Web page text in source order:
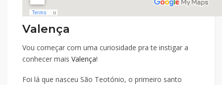
Valença
Vou começar com uma curiosidade pra te instigar a
conhecer mais Valença!
Foi lá que nasceu São Teotónio, o primeiro santo